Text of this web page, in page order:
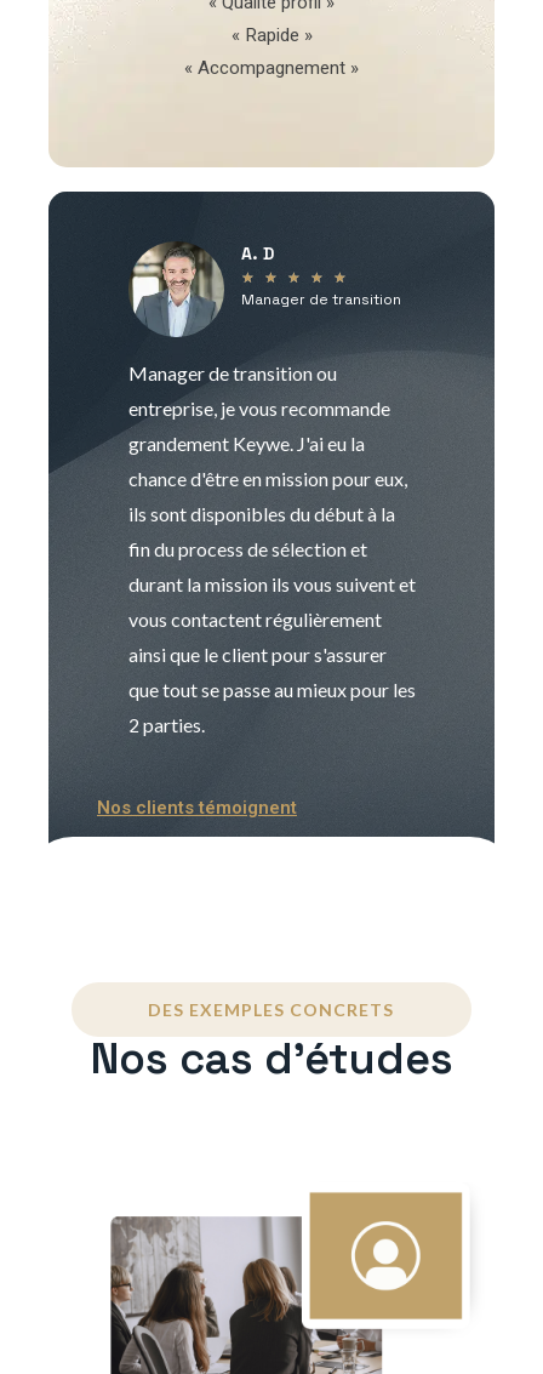
« Rapide »
« Accompagnement »
A. D
★ ★ ★ ★ ★
Manager de transition
Manager de transition ou
entreprise, je vous recommande
grandement Keywe. J'ai eu la
chance d'être en mission pour eux,
ils sont disponibles du début à la
fin du process de sélection et
durant la mission ils vous suivent et
vous contactent régulièrement
ainsi que le client pour s'assurer
que tout se passe au mieux pour les
2 parties.
Nos clients témoignent
DES EXEMPLES CONCRETS
Nos cas d'études